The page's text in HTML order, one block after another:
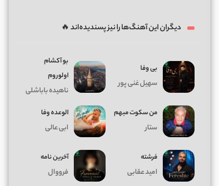
دیگران این آهنگ‌ها را نیز پسندیده‌اند 🔥
بی وفا
سهیل غنی پور
بو آکشام
اولوروم
ناهیده باباشلی
من سکوت مبهم
ستار
الوعده وفا
ابی عالی
فرشته
امید عقابی
آخرین نامه
فرووال